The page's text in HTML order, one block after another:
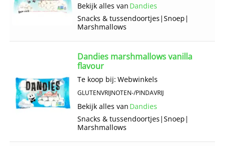
Bekijk alles van Dandies
Snacks & tussendoortjes |Snoep |
Marshmallows
Dandies marshmallows vanilla
flavour
Te koop bij: Webwinkels
GLUTENVRIJNOTEN-/PINDAVRIJ
Bekijk alles van Dandies
Snacks & tussendoortjes |Snoep |
Marshmallows